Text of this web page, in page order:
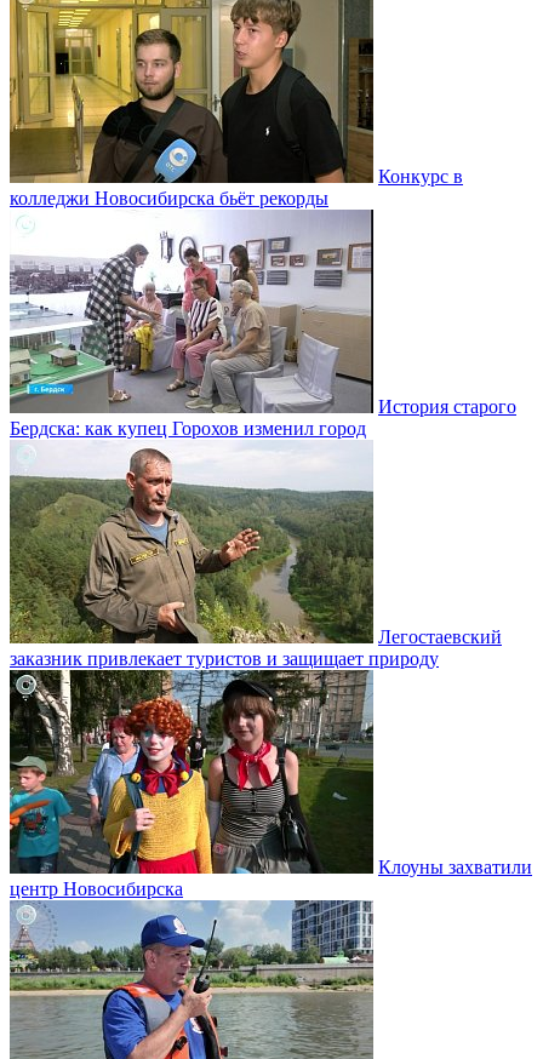
Конкурс в
колледжи Новосибирска бьёт рекорды
История старого
Бердска: как купец Горохов изменил город
Легостаевский
заказник привлекает туристов и защищает природу
Клоуны захватили
центр Новосибирска